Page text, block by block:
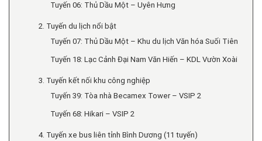
Tuyến 06: Thủ Dầu Một – Uyên Hưng
2. Tuyến du lịch nổi bật
Tuyến 07: Thủ Dầu Một – Khu du lịch Văn hóa Suối Tiên
Tuyến 18: Lạc Cảnh Đại Nam Văn Hiến – KDL Vườn Xoài
3. Tuyến kết nối khu công nghiệp
Tuyến 39: Tòa nhà Becamex Tower – VSIP 2
Tuyến 68: Hikari – VSIP 2
4. Tuyến xe bus liên tỉnh Bình Dương (11 tuyến)